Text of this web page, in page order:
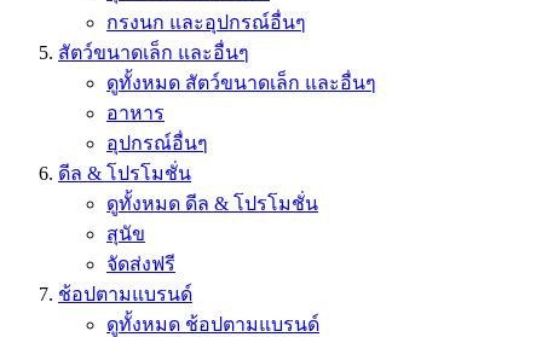
กรงนก และอุปกรณ์อื่นๆ
สัตว์ขนาดเล็ก และอื่นๆ
ดูทั้งหมด สัตว์ขนาดเล็ก และอื่นๆ
อาหาร
อุปกรณ์อื่นๆ
ดีล & โปรโมชั่น
ดูทั้งหมด ดีล & โปรโมชั่น
สุนัข
จัดส่งฟรี
ช้อปตามแบรนด์
ดูทั้งหมด ช้อปตามแบรนด์